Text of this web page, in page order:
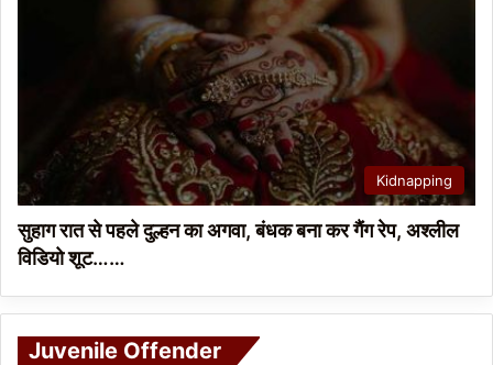
Kidnapping
सुहाग रात से पहले दुल्हन का अगवा, बंधक बना कर गैंग रेप, अश्लील
विडियो शूट……
Juvenile Offender